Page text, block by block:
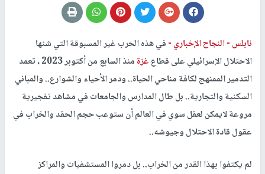
نابلس -النجاح الإخباري -في هذه الحرب غير المسبوقة التي شنها
الاحتلال الإسرائيلي على قطاعغزة
منذ السابع من أكتوبر 2023 ، تعمد
التدمير الممنهج لكافة مناحي الحياة.. ودمر الأحياء والشوارع.. والمباني
السكنية والتجارية.. بل طال المدارس والجامعات في مشاهد تفجيرية
مروعة لايمكن لعقل سوي في العالم أن ستوعب حجم الحقد والخراب في
عقول قادة الاحتلال وجيوشه..
لم يكتفوا بهذا القدر من الخراب.. بل دمروا المستشفيات والمراكز